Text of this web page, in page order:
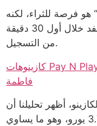
فرصة للثراء، لكنه
ينسى أن 84٪ من العروض المجانية تُستنفد خلال أول 30 دقيقة
من التسجيل.
كازينوهات Pay N Play الإمارات تخلي الفخامة تشبه مقهى
فاطمة
أظهر تحليلنا أن
متوسط تكلفة “الهدية” لكل لاعب هو 3.75 يورو، وهو ما يساوي